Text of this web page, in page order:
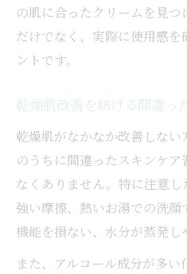
の肌に合ったクリームを見
だけでなく、実際に使用感を
ントです。
乾燥肌改善を妨げる間違っ
乾燥肌がなかなか改善しな
のうちに間違ったスキンケ
なくありません。特に注意
強い摩擦、熱いお湯での洗
機能を損ない、水分が蒸発し
また、アルコール成分が多